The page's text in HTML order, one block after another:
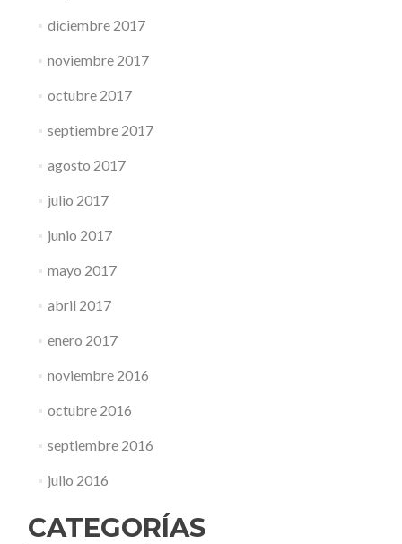
diciembre 2017
noviembre 2017
octubre 2017
septiembre 2017
agosto 2017
julio 2017
junio 2017
mayo 2017
abril 2017
enero 2017
noviembre 2016
octubre 2016
septiembre 2016
julio 2016
CATEGORÍAS